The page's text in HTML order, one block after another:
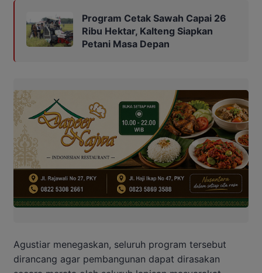
Program Cetak Sawah Capai 26
Ribu Hektar, Kalteng Siapkan
Petani Masa Depan
Agustiar menegaskan, seluruh program tersebut
dirancang agar pembangunan dapat dirasakan